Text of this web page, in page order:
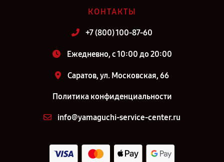
КОНТАКТЫ
+7 (800) 100-87-60
Ежедневно, с 10:00 до 20:00
Саратов, ул. Московская, 66
Политика конфиденциальности
info@yamaguchi-service-center.ru